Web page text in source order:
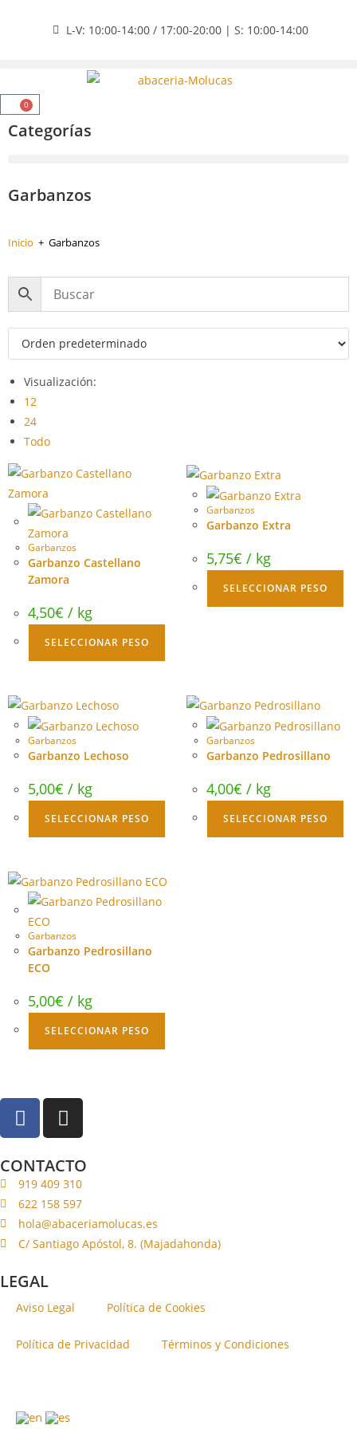
L-V: 10:00-14:00 / 17:00-20:00 | S: 10:00-14:00
0
Garbanzos
Inicio + Garbanzos
Visualización:
12
24
Todo
Garbanzos
Garbanzo Castellano
Zamora
4,50€ / kg
SELECCIONAR PESO
Garbanzos
Garbanzo Extra
5,75€ / kg
SELECCIONAR PESO
Garbanzos
Garbanzo Lechoso
5,00€ / kg
SELECCIONAR PESO
Garbanzos
Garbanzo Pedrosillano
4,00€ / kg
SELECCIONAR PESO
Garbanzos
Garbanzo Pedrosillano
ECO
5,00€ / kg
SELECCIONAR PESO
Categorías
CONTACTO
919 409 310
622 158 597
hola@abaceriamolucas.es
C/ Santiago Apóstol, 8. (Majadahonda)
LEGAL
Aviso Legal Política de Cookies
Política de Privacidad Términos y Condiciones